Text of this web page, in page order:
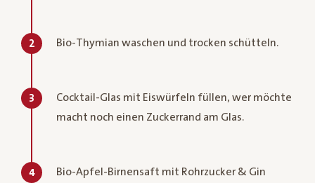
2 Bio-Thymian waschen und trocken schütteln.
3
Cocktail-Glas mit Eiswürfeln füllen, wer möchte
macht noch einen Zuckerrand am Glas.
4
Bio-Apfel-Birnensaft mit Rohrzucker & Gin